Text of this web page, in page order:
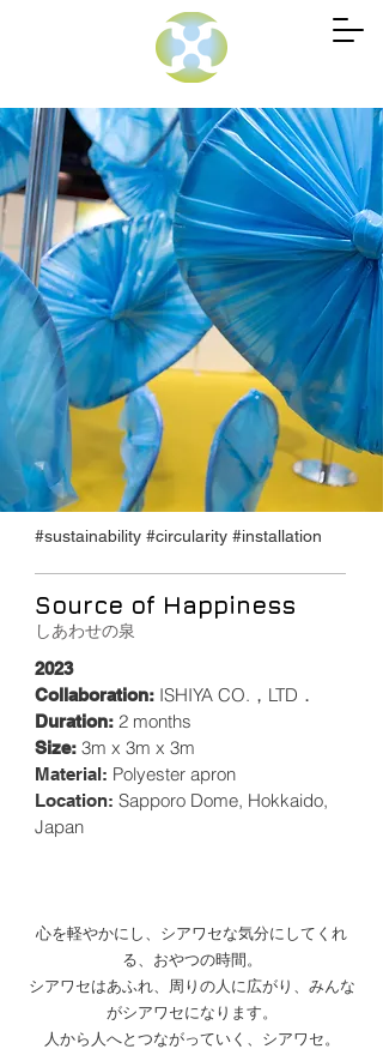
#sustainability #circularity #installation
Source of Happiness
しあわせの泉
2023
Collaboration: ISHIYA CO.，LTD．
Duration: 2 months
Size: 3m x 3m x 3m
Material: Polyester apron
Location: Sapporo Dome, Hokkaido,
Japan
心を軽やかにし、シアワセな気分にしてくれ
る、おやつの時間。
シアワセはあふれ、周りの人に広がり、みんな
がシアワセになります。
人から人へとつながっていく、シアワセ。